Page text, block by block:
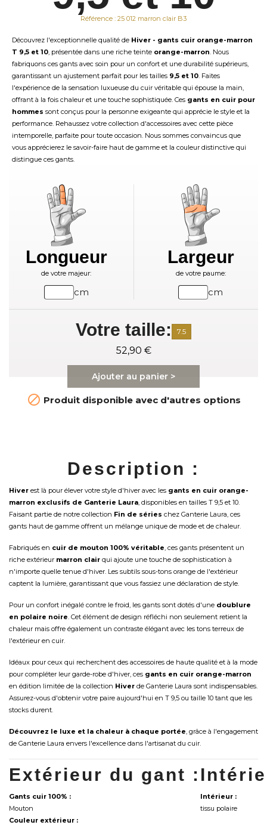
Référence : 25 012 marron clair B3
Découvrez l'exceptionnelle qualité de Hiver - gants cuir orange-marron
T 9,5 et 10, présentée dans une riche teinte orange-marron. Nous
fabriquons ces gants avec soin pour un confort et une durabilité supérieurs,
garantissant un ajustement parfait pour les tailles 9,5 et 10. Faites
l'expérience de la sensation luxueuse du cuir véritable qui épouse la main,
offrant à la fois chaleur et une touche sophistiquée. Ces gants en cuir pour
hommes sont conçus pour la personne exigeante qui apprécie le style et la
performance. Rehaussez votre collection d'accessoires avec cette pièce
intemporelle, parfaite pour toute occasion. Nous sommes convaincus que
vous apprécierez le savoir-faire haut de gamme et la couleur distinctive qui
distingue ces gants.
Longueur
de votre majeur:
cm
Largeur
de votre paume:
cm
Votre taille: 7.5
52,90 €
Ajouter au panier >
 Produit disponible avec d'autres options
Description :
Hiver est là pour élever votre style d'hiver avec les gants en cuir orange-
marron exclusifs de Ganterie Laura, disponibles en tailles T 9,5 et 10.
Faisant partie de notre collection Fin de séries chez Ganterie Laura, ces
gants haut de gamme offrent un mélange unique de mode et de chaleur.
Fabriqués en cuir de mouton 100% véritable, ces gants présentent un
riche extérieur marron clair qui ajoute une touche de sophistication à
n'importe quelle tenue d'hiver. Les subtils sous-tons orange de l'extérieur
captent la lumière, garantissant que vous fassiez une déclaration de style.
Pour un confort inégalé contre le froid, les gants sont dotés d'une doublure
en polaire noire. Cet élément de design réfléchi non seulement retient la
chaleur mais offre également un contraste élégant avec les tons terreux de
l'extérieur en cuir.
Idéaux pour ceux qui recherchent des accessoires de haute qualité et à la mode
pour compléter leur garde-robe d'hiver, ces gants en cuir orange-marron
en édition limitée de la collection Hiver de Ganterie Laura sont indispensables.
Assurez-vous d'obtenir votre paire aujourd'hui en T 9,5 ou taille 10 tant que les
stocks durent.
Découvrez le luxe et la chaleur à chaque portée, grâce à l'engagement
de Ganterie Laura envers l'excellence dans l'artisanat du cuir.
Extérieur du gant :
Gants cuir 100% :
Mouton
Couleur extérieur :
Intérieur :
tissu polaire